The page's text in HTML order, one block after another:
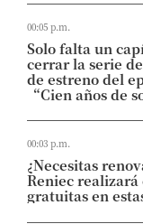
00:05 p.m.
Solo falta un
cerrar la serie
de estreno del
“Cien años de
00:03 p.m.
¿Necesitas
Reniec realizará
gratuitas en